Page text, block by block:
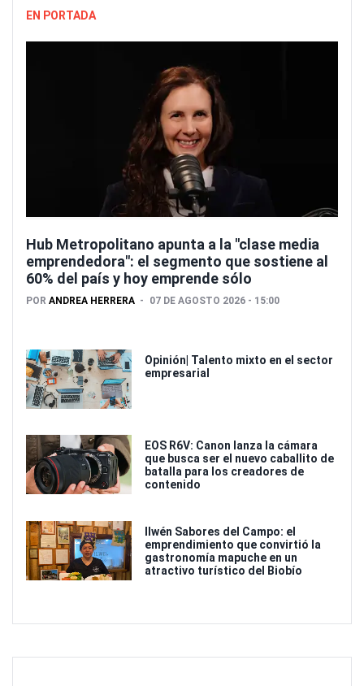
EN PORTADA
Hub Metropolitano apunta a la "clase media
emprendedora": el segmento que sostiene al
60% del país y hoy emprende sólo
POR ANDREA HERRERA 07 DE AGOSTO 2026 - 15:00
Opinión| Talento mixto en el sector
empresarial
EOS R6V: Canon lanza la cámara
que busca ser el nuevo caballito de
batalla para los creadores de
contenido
Ilwén Sabores del Campo: el
emprendimiento que convirtió la
gastronomía mapuche en un
atractivo turístico del Biobío